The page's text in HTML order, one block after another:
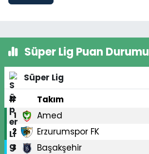
Süper Lig Puan Durumu
Süper Lig
#
Takım
1 Amed
2 Erzurumspor FK
3 Başakşehir